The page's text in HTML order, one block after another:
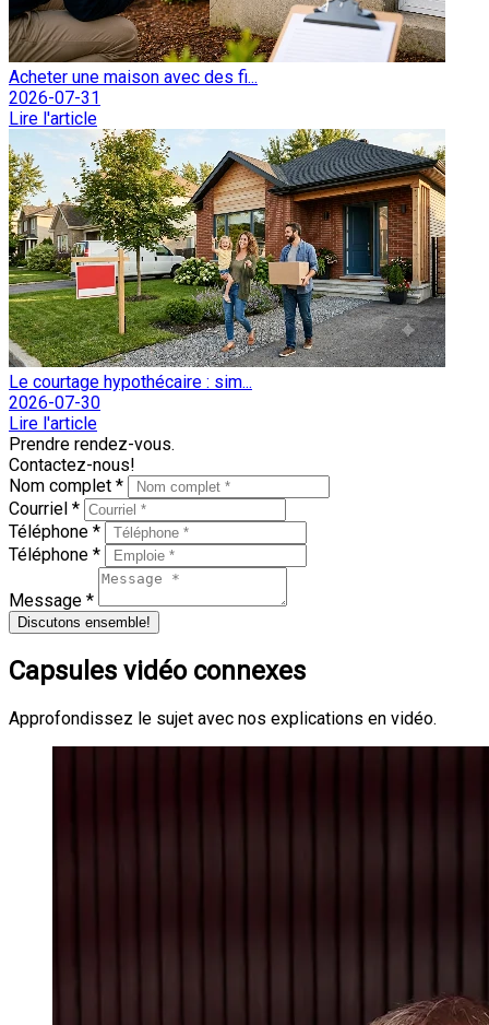
Acheter une maison avec des fi...
2026-07-31
Lire l'article
Le courtage hypothécaire : sim...
2026-07-30
Lire l'article
Prendre rendez-vous.
Contactez-nous!
Nom complet *
Courriel *
Téléphone *
Téléphone *
Message *
Discutons ensemble!
Capsules vidéo connexes
Approfondissez le sujet avec nos explications en vidéo.